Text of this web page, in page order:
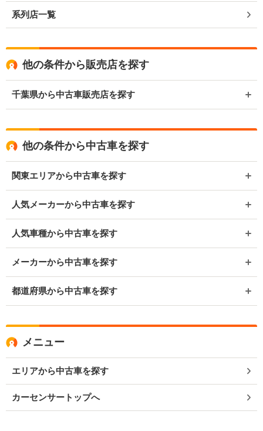
系列店一覧
他の条件から販売店を探す
千葉県から中古車販売店を探す
他の条件から中古車を探す
関東エリアから中古車を探す
人気メーカーから中古車を探す
人気車種から中古車を探す
メーカーから中古車を探す
都道府県から中古車を探す
メニュー
エリアから中古車を探す
カーセンサートップへ